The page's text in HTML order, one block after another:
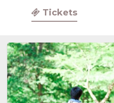
Tickets